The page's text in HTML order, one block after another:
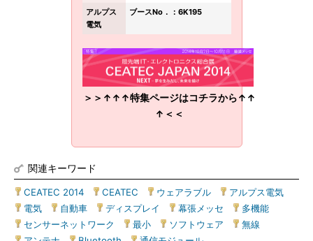
アルプス
電気
ブースNo．：6K195
＞＞↑↑↑特集ページはコチラから↑↑
↑＜＜
関連キーワード
CEATEC 2014 CEATEC ウェアラブル アルプス電気
電気
自動車 ディスプレイ 幕張メッセ 多機能
センサーネットワーク
最小 ソフトウェア 無線